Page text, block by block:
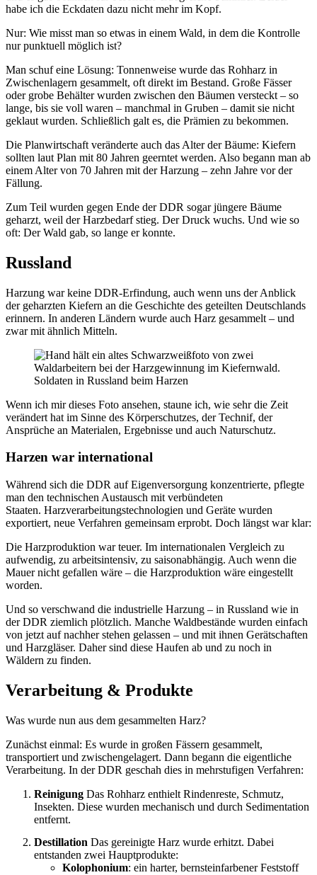
habe ich die Eckdaten dazu nicht mehr im Kopf.
Nur: Wie misst man so etwas in einem Wald, in dem die Kontrolle
nur punktuell möglich ist?
Man schuf eine Lösung: Tonnenweise wurde das Rohharz in
Zwischenlagern gesammelt, oft direkt im Bestand. Große Fässer
oder grobe Behälter wurden zwischen den Bäumen versteckt – so
lange, bis sie voll waren – manchmal in Gruben – damit sie nicht
geklaut wurden. Schließlich galt es, die Prämien zu bekommen.
Die Planwirtschaft veränderte auch das Alter der Bäume: Kiefern
sollten laut Plan mit 80 Jahren geerntet werden. Also begann man ab
einem Alter von 70 Jahren mit der Harzung – zehn Jahre vor der
Fällung.
Zum Teil wurden gegen Ende der DDR sogar jüngere Bäume
geharzt, weil der Harzbedarf stieg. Der Druck wuchs. Und wie so
oft: Der Wald gab, so lange er konnte.
Russland
Harzung war keine DDR-Erfindung, auch wenn uns der Anblick
der geharzten Kiefern an die Geschichte des geteilten Deutschlands
erinnern. In anderen Ländern wurde auch Harz gesammelt – und
zwar mit ähnlich Mitteln.
Soldaten in Russland beim Harzen
Wenn ich mir dieses Foto ansehen, staune ich, wie sehr die Zeit
verändert hat im Sinne des Körperschutzes, der Technif, der
Ansprüche an Materialen, Ergebnisse und auch Naturschutz.
Harzen war international
Während sich die DDR auf Eigenversorgung konzentrierte, pflegte
man den technischen Austausch mit verbündeten
Staaten. Harzverarbeitungstechnologien und Geräte wurden
exportiert, neue Verfahren gemeinsam erprobt. Doch längst war klar:
Die Harzproduktion war teuer. Im internationalen Vergleich zu
aufwendig, zu arbeitsintensiv, zu saisonabhängig. Auch wenn die
Mauer nicht gefallen wäre – die Harzproduktion wäre eingestellt
worden.
Und so verschwand die industrielle Harzung – in Russland wie in
der DDR ziemlich plötzlich. Manche Waldbestände wurden einfach
von jetzt auf nachher stehen gelassen – und mit ihnen Gerätschaften
und Harzgläser. Daher sind diese Haufen ab und zu noch in
Wäldern zu finden.
Verarbeitung & Produkte
Was wurde nun aus dem gesammelten Harz?
Zunächst einmal: Es wurde in großen Fässern gesammelt,
transportiert und zwischengelagert. Dann begann die eigentliche
Verarbeitung. In der DDR geschah dies in mehrstufigen Verfahren:
Reinigung Das Rohharz enthielt Rindenreste, Schmutz,
Insekten. Diese wurden mechanisch und durch Sedimentation
entfernt.
Destillation Das gereinigte Harz wurde erhitzt. Dabei
entstanden zwei Hauptprodukte:
Kolophonium: ein harter, bernsteinfarbener Feststoff